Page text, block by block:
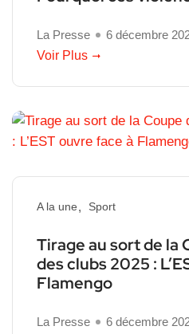
La Presse
6 décembre
Voir Plus
A la une Sport
Tirage au sort de la
des clubs 2025 :
Flamengo
La Presse
6 décembre